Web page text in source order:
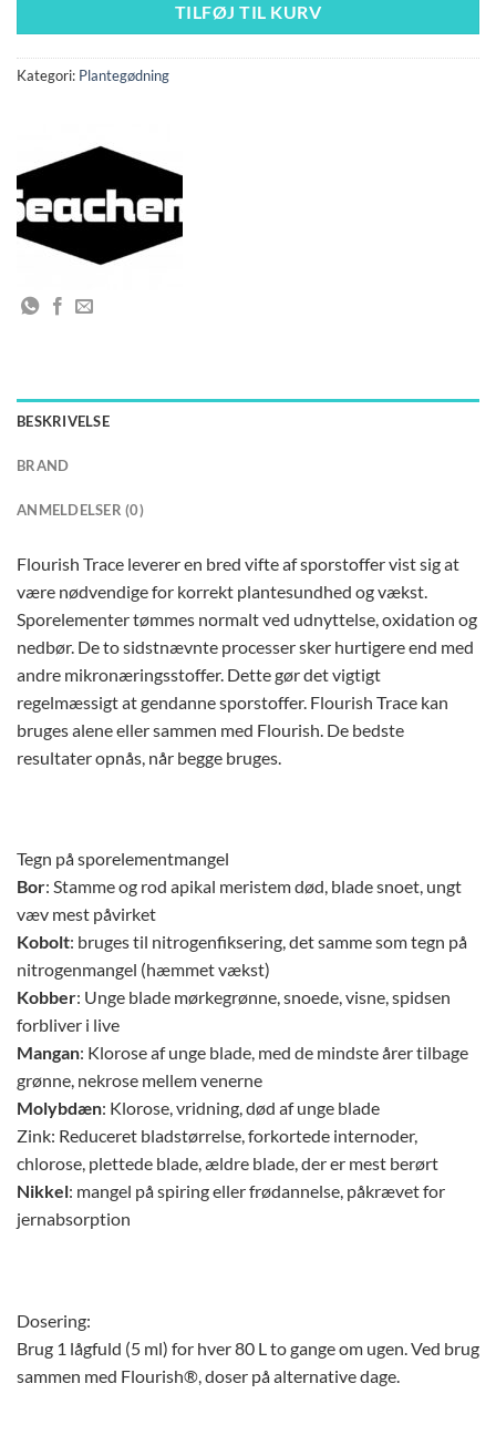
TILFØJ TIL KURV
Kategori: Plantegødning
BESKRIVELSE
BRAND
ANMELDELSER (0)
Flourish Trace leverer en bred vifte af sporstoffer vist sig at
være nødvendige for korrekt plantesundhed og vækst.
Sporelementer tømmes normalt ved udnyttelse, oxidation og
nedbør. De to sidstnævnte processer sker hurtigere end med
andre mikronæringsstoffer. Dette gør det vigtigt
regelmæssigt at gendanne sporstoffer. Flourish Trace kan
bruges alene eller sammen med Flourish. De bedste
resultater opnås, når begge bruges.
Tegn på sporelementmangel
Bor: Stamme og rod apikal meristem død, blade snoet, ungt
væv mest påvirket
Kobolt: bruges til nitrogenfiksering, det samme som tegn på
nitrogenmangel (hæmmet vækst)
Kobber: Unge blade mørkegrønne, snoede, visne, spidsen
forbliver i live
Mangan: Klorose af unge blade, med de mindste årer tilbage
grønne, nekrose mellem venerne
Molybdæn: Klorose, vridning, død af unge blade
Zink: Reduceret bladstørrelse, forkortede internoder,
chlorose, plettede blade, ældre blade, der er mest berørt
Nikkel: mangel på spiring eller frødannelse, påkrævet for
jernabsorption
Dosering:
Brug 1 lågfuld (5 ml) for hver 80 L to gange om ugen. Ved brug
sammen med Flourish®, doser på alternative dage.